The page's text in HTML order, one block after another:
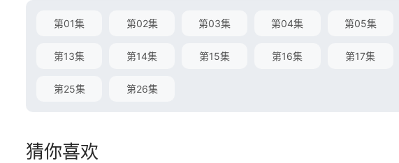
第01集 第02集 第03集 第04集 第05集
第13集 第14集 第15集 第16集 第17集
第25集 第26集
猜你喜欢